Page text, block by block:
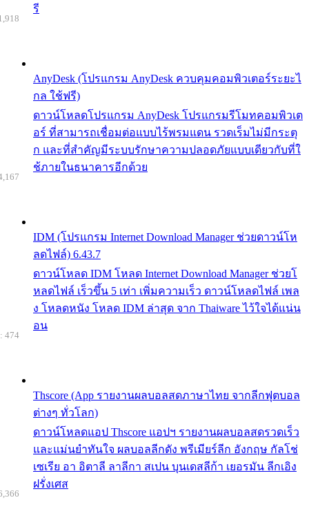
รี
AnyDesk (โปรแกรม AnyDesk ควบคุมคอมพิวเตอร์ระยะไ
กล ใช้ฟรี)
ดาวน์โหลดโปรแกรม AnyDesk โปรแกรมรีโมทคอมพิวเต
อร์ ที่สามารถเชื่อมต่อแบบไร้พรมแดน รวดเร็มไม่มีกระตุ
ก และที่สำคัญมีระบบรักษาความปลอดภัยแบบเดียวกับที่ใ
ช้ภายในธนาคารอีกด้วย
IDM (โปรแกรม Internet Download Manager ช่วยดาวน์โห
ลดไฟล์) 6.43.7
ดาวน์โหลด IDM โหลด Internet Download Manager ช่วยโ
หลดไฟล์ เร็วขึ้น 5 เท่า เพิ่มความเร็ว ดาวน์โหลดไฟล์ เพล
ง โหลดหนัง โหลด IDM ล่าสุด จาก Thaiware ไว้ใจได้แน่น
อน
Thscore (App รายงานผลบอลสดภาษาไทย จากลีกฟุตบอล
ต่างๆ ทั่วโลก)
ดาวน์โหลดแอป Thscore แอปฯ รายงานผลบอลสดรวดเร็ว
และแม่นยำทันใจ ผลบอลลีกดัง พรีเมียร์ลีก อังกฤษ กัลโช่
เซเรีย อา อิตาลี ลาลีกา สเปน บุนเดสลีก้า เยอรมัน ลีกเอิง
ฝรั่งเศส
474